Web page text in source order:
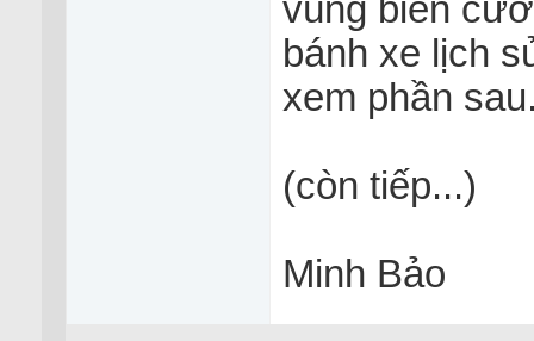
vùng biên
bánh xe lịch
xem phần
(còn tiếp...)
Minh Bảo